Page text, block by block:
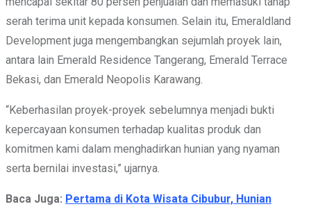
serah terima unit kepada konsumen. Selain itu, Emeraldland
Development juga mengembangkan sejumlah proyek lain,
antara lain Emerald Residence Tangerang, Emerald Terrace
Bekasi, dan Emerald Neopolis Karawang.
“Keberhasilan proyek-proyek sebelumnya menjadi bukti
kepercayaan konsumen terhadap kualitas produk dan
komitmen kami dalam menghadirkan hunian yang nyaman
serta bernilai investasi,” ujarnya.
Baca Juga: Pertama di Kota Wisata Cibubur, Hunian